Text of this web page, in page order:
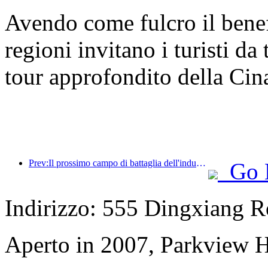
Avendo come fulcro il
regioni invitano i turisti da
tour approfondito della
Prev:Il prossimo campo di battaglia dell'industria alberghiera risiede nei geni sostenibili dell'arredamento
Go
Indirizzo: 555 Dingxiang
Aperto in 2007, Parkview